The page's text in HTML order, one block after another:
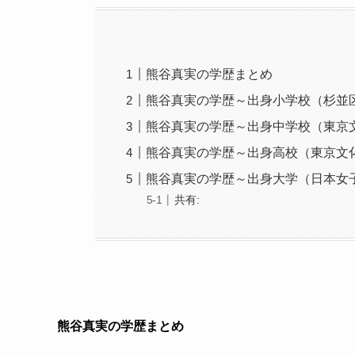
熊谷真実の学歴まとめ
熊谷真実の学歴～出身小学校（杉並
熊谷真実の学歴～出身中学校（東京
熊谷真実の学歴～出身高校（東京文
熊谷真実の学歴～出身大学（日本女
共有:
熊谷真実の学歴まとめ